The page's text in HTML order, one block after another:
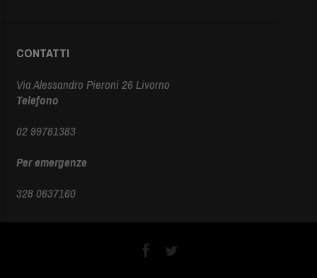
CONTATTI
Via Alessandro Pieroni 26 Livorno
Telefono
02 99781383
Per emergenze
328 0637160